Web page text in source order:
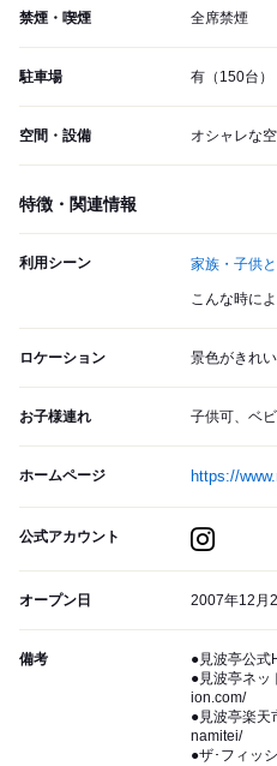
禁煙・喫煙 全席禁煙
駐車場 有（150台）
空間・設備 オシャレな
特徴・関連情報
利用シーン 家族・子供と
こんな時に
ロケーション 景色がきれ
お子様連れ 子供可、ベ
ホームページ https://
公式アカウント
オープン日 2007年12月
備考
●見波亭公式
●見波亭ネッ
ion.com/
●見波亭楽天
namitei/
●ザ･フィッ